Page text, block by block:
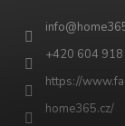
info@
+420 604
https://
home365.cz/